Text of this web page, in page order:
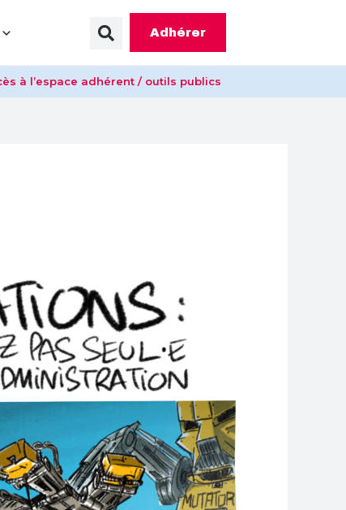
Adhérer
à l’espace adhérent / outils publics